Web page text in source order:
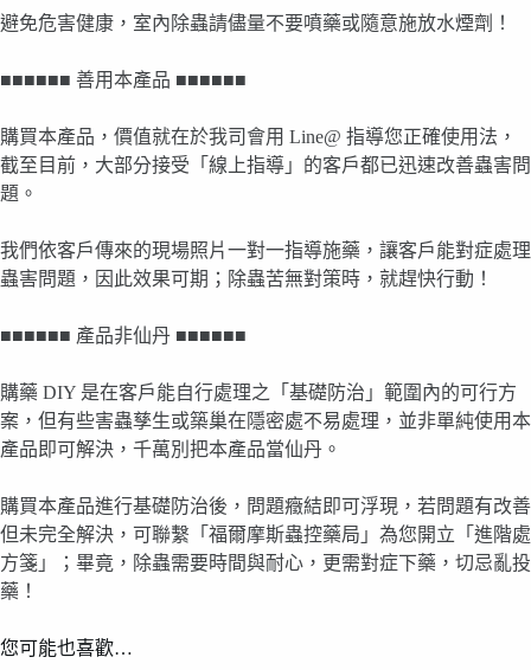
避免危害健康，室內除蟲請儘量不要噴藥或隨意施放水煙劑！
■■■■■■ 善用本產品 ■■■■■■
購買本產品，價值就在於我司會用 Line@ 指導您正確使用法，
截至目前，大部分接受「線上指導」的客戶都已迅速改善蟲害問
題。
我們依客戶傳來的現場照片一對一指導施藥，讓客戶能對症處理
蟲害問題，因此效果可期；除蟲苦無對策時，就趕快行動！
■■■■■■ 產品非仙丹 ■■■■■■
購藥 DIY 是在客戶能自行處理之「基礎防治」範圍內的可行方
案，但有些害蟲孳生或築巢在隱密處不易處理，並非單純使用本
產品即可解決，千萬別把本產品當仙丹。
購買本產品進行基礎防治後，問題癥結即可浮現，若問題有改善
但未完全解決，可聯繫「福爾摩斯蟲控藥局」為您開立「進階處
方箋」；畢竟，除蟲需要時間與耐心，更需對症下藥，切忌亂投
藥！
您可能也喜歡…